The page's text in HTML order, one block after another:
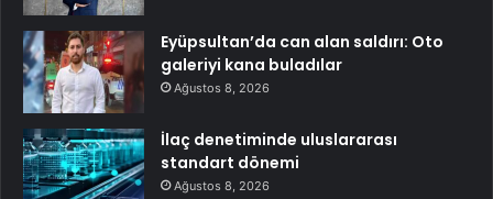
Eyüpsultan’da can alan saldırı: Oto
galeriyi kana buladılar
Ağustos 8, 2026
İlaç denetiminde uluslararası
standart dönemi
Ağustos 8, 2026